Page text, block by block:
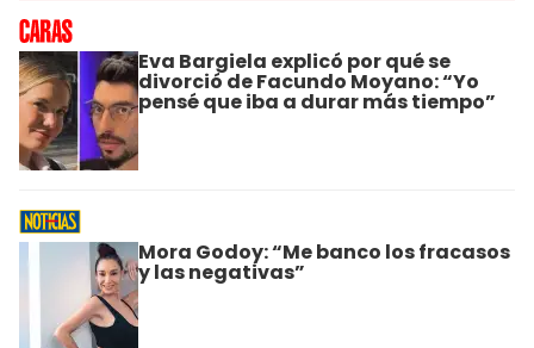
Eva Bargiela explicó por qué se
divorció de Facundo Moyano: “Yo
pensé que iba a durar más tiempo”
Mora Godoy: “Me banco los fracasos
y las negativas”